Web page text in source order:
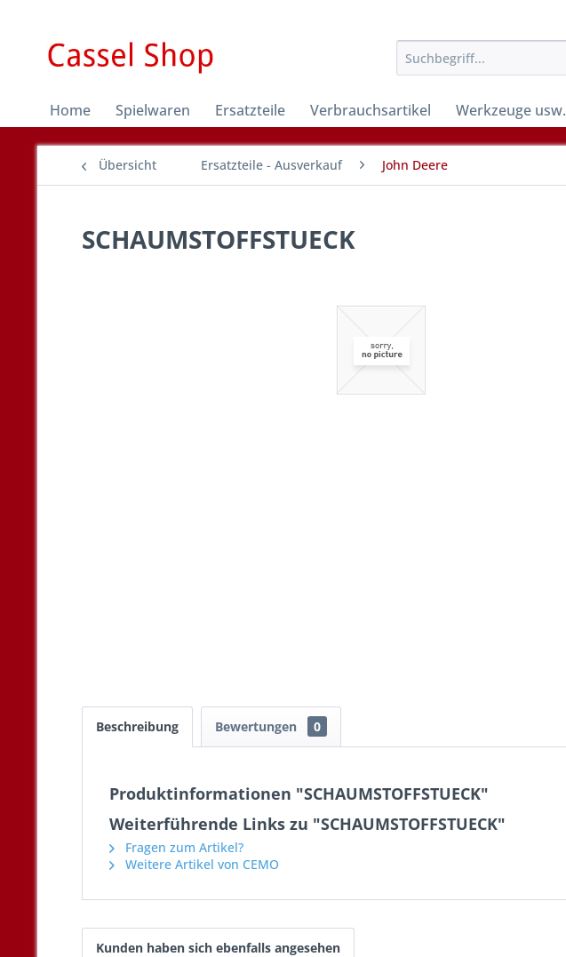
Home Spielwaren Ersatzteile Verbrauchsartikel Werkzeuge usw.
Übersicht Ersatzteile - Ausverkauf John Deere
SCHAUMSTOFFSTUECK
Beschreibung Bewertungen 0
Produktinformationen "SCHAUMSTOFFSTUECK"
Weiterführende Links zu "SCHAUMSTOFFSTUECK"
Fragen zum Artikel?
Weitere Artikel von CEMO
Kunden haben sich ebenfalls angesehen